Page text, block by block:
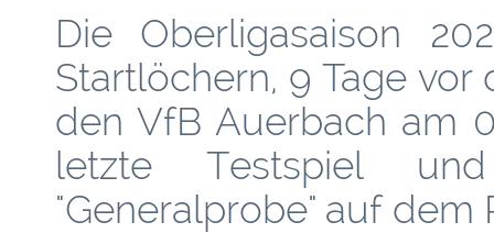
Die Oberligasaison
Startlöchern, 9 Tage
den VfB Auerbach am
letzte Testspiel
"Generalprobe" auf dem